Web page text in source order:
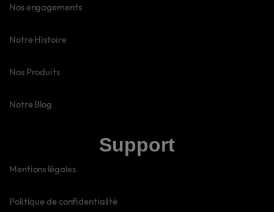
Nos engagements
Notre Histoire
Nos Produits
Notre Blog
Support
Mentions légales
Politique de confidentialité